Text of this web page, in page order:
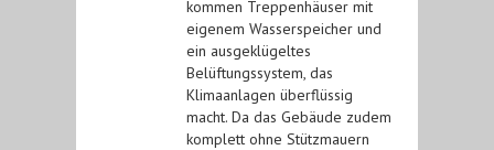
kommen Treppenhäuser mit
eigenem Wasserspeicher und
ein ausgeklügeltes
Belüftungssystem, das
Klimaanlagen überflüssig
macht. Da das Gebäude zudem
komplett ohne Stützmauern